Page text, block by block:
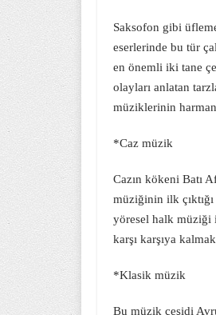
Saksofon gibi
eserlerinde bu tür
en önemli iki tane
olayları anlatan
müziklerinin
*Caz müzik
Cazın kökeni Batı
müziğinin ilk
yöresel halk müziği
karşı karşıya
*Klasik müzik
Bu müzik çeşidi